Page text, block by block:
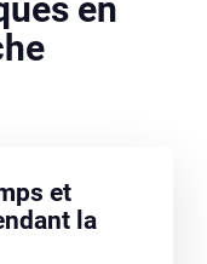
en
et
la